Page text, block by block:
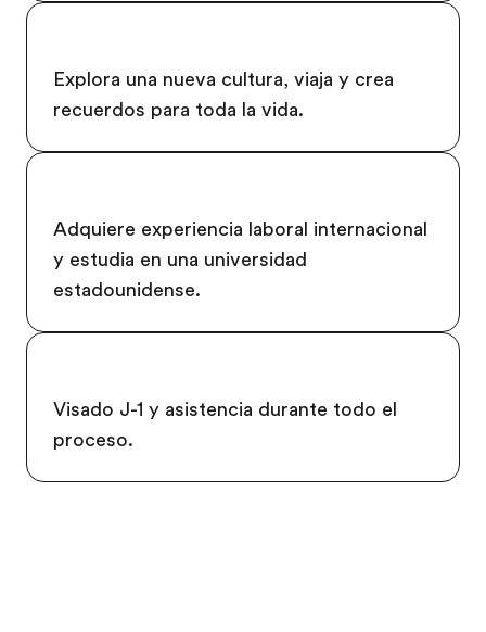
Explora una nueva cultura, viaja y crea
recuerdos para toda la vida.
Adquiere experiencia laboral internacional
y estudia en una universidad
estadounidense.
Visado J-1 y asistencia durante todo el
proceso.